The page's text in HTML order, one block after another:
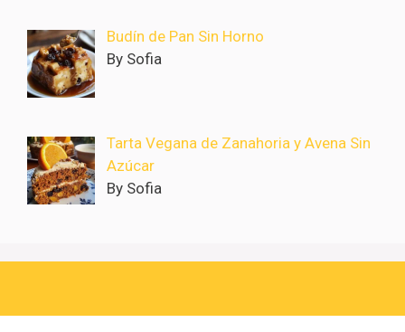
Budín de Pan Sin Horno
By Sofia
Tarta Vegana de Zanahoria y Avena Sin
Azúcar
By Sofia